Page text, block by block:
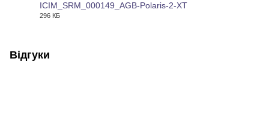
ICIM_SRM_000149_AGB-Polaris-2-XT
296 КБ
Відгуки